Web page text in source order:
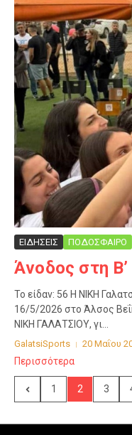
ΕΙΔΗΣΕΙΣ ΠΟΔΟΣΦΑΙΡΟ
Άνοδος στη Β’
Το είδαν: 56 Η ΝΙΚΗ
16/5/2026 στο Άλσος
ΝΙΚΗ ΓΑΛΑΤΣΙΟΥ, γι...
GalatsiSports 20 Μαΐου
Περισσότερα
1 2 3